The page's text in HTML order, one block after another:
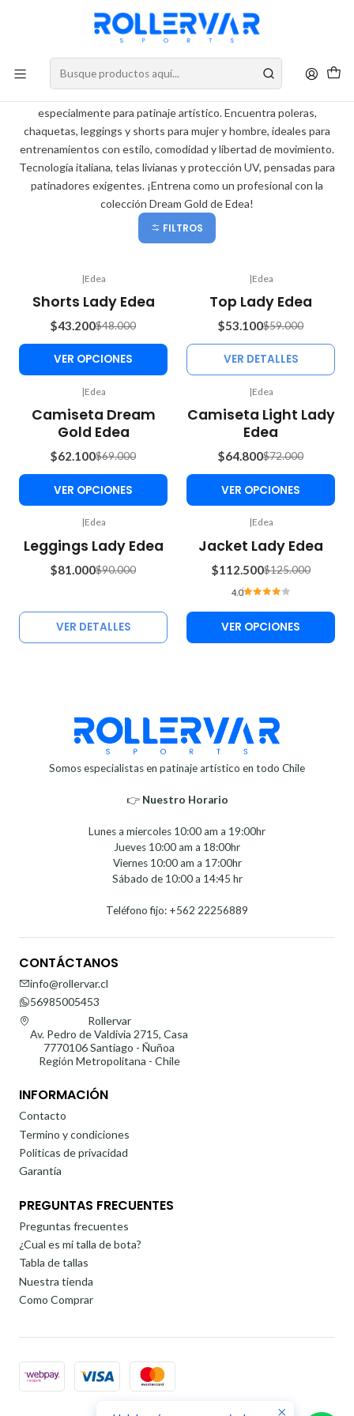
DESPACHOS A TODO CHILE
Edea
especialmente para patinaje artístico. Encuentra poleras,
chaquetas, leggings y shorts para mujer y hombre, ideales para
entrenamientos con estilo, comodidad y libertad de movimiento.
Tecnología italiana, telas livianas y protección UV, pensadas para
patinadores exigentes. ¡Entrena como un profesional con la
colección Dream Gold de Edea!
FILTROS
OFF
|Edea
Shorts Lady Edea
$43.200$48.000
VER OPCIONES
OFF
Agotado
|Edea
Top Lady Edea
$53.100$59.000
VER DETALLES
OFF
|Edea
Camiseta Dream
Gold Edea
$62.100$69.000
VER OPCIONES
OFF
|Edea
Camiseta Light Lady
Edea
$64.800$72.000
VER OPCIONES
OFF
Agotado
|Edea
Leggings Lady Edea
$81.000$90.000
VER DETALLES
OFF
|Edea
Jacket Lady Edea
$112.500$125.000
4.0
VER OPCIONES
Somos especialistas en patinaje artístico en todo Chile
👉 Nuestro Horario⁣⁣
Lunes a miercoles 10:00 am a 19:00hr
Jueves 10:00 am a 18:00hr
Viernes 10:00 am a 17:00hr
Sábado de 10:00 a 14:45 hr
Teléfono fijo: +562 22256889
CONTÁCTANOS
info@rollervar.cl
56985005453
Rollervar
Av. Pedro de Valdivia 2715, Casa
7770106 Santiago - Ñuñoa
Región Metropolitana - Chile
INFORMACIÓN
Contacto
Termino y condiciones
Politicas de privacidad
Garantía
PREGUNTAS FRECUENTES
Preguntas frecuentes
¿Cual es mi talla de bota?
Tabla de tallas
Nuestra tienda
Como Comprar